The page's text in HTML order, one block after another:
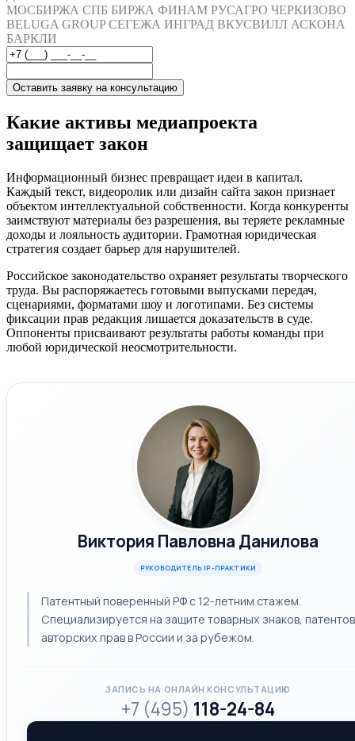
МОСБИРЖА СПБ БИРЖА ФИНАМ РУСАГРО ЧЕРКИЗОВО
BELUGA GROUP СЕГЕЖА ИНГРАД ВКУСВИЛЛ АСКОНА
БАРКЛИ
Оставить заявку на консультацию
Какие активы медиапроекта
защищает закон
Информационный бизнес превращает идеи в капитал.
Каждый текст, видеоролик или дизайн сайта закон признает
объектом интеллектуальной собственности. Когда конкуренты
заимствуют материалы без разрешения, вы теряете рекламные
доходы и лояльность аудитории. Грамотная юридическая
стратегия создает барьер для нарушителей.
Российское законодательство охраняет результаты творческого
труда. Вы распоряжаетесь готовыми выпусками передач,
сценариями, форматами шоу и логотипами. Без системы
фиксации прав редакция лишается доказательств в суде.
Оппоненты присваивают результаты работы команды при
любой юридической неосмотрительности.
Виктория Павловна Данилова
РУКОВОДИТЕЛЬ IP-ПРАКТИКИ
Патентный поверенный РФ с 12-летним стажем.
Специализируется на защите товарных знаков,
авторских прав в России и за рубежом.
ЗАПИСЬ НА ОНЛАЙН КОНСУЛЬТАЦИЮ
+7 (495) 118-24-84